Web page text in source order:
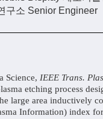
구소 Senior Engineer
Science, IEEE Trans.
etching process
large area inductively
Information) index